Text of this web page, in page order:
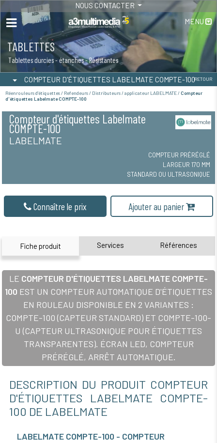
NOUS CONTACTER
MENU
TABLETTES
Tablettes durcies - étanches - Résistantes
COMPTEUR D'ÉTIQUETTES LABELMATE COMPTE-100RETOUR
Réenrouleurs d'étiquettes / Refendeurs / Distributeurs / applicateur LABELMATE / Compteur
d'étiquettes Labelmate COMPTE-100
Compteur d'étiquettes Labelmate
COMPTE-100
LABELMATE
COMPTEUR PRÉRÉGLÉ
LARGEUR 170 MM
STANDARD OU ULTRASONIQUE
Connaître le prix Ajouter au panier
Fiche produit Services Références
LE COMPTEUR D'ÉTIQUETTES LABELMATE COMPTE-
100 EST UN COMPTEUR AUTOMATIQUE D'ÉTIQUETTES
EN ROULEAU DISPONIBLE EN 2 VARIANTES :
COMPTE-100 (CAPTEUR STANDARD) ET COMPTE-100-
U (CAPTEUR ULTRASONIQUE POUR ÉTIQUETTES
TRANSPARENTES). ÉCRAN LED, COMPTEUR
PRÉRÉGLÉ, ARRÊT AUTOMATIQUE.
DESCRIPTION DU PRODUIT COMPTEUR
D'ÉTIQUETTES LABELMATE COMPTE-
100 DE LABELMATE
LABELMATE COMPTE-100 - COMPTEUR